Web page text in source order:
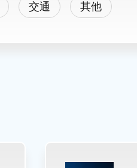
交通 其他